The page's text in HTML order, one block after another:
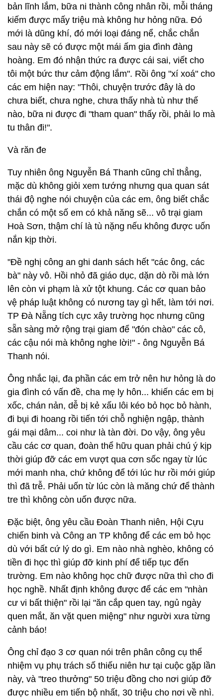
bản lĩnh lắm, bữa ni thành công nhân rồi, mỗi tháng
kiếm được mấy triệu mà không hư hỏng nữa. Đó
mới là dũng khí, đó mới loại đáng nể, chắc chắn
sau này sẽ có được một mái ấm gia đình đàng
hoàng. Em đó nhận thức ra được cái sai, viết cho
tôi một bức thư cảm động lắm". Rồi ông "xí xoá" cho
các em hiện nay: "Thôi, chuyện trước đây là do
chưa biết, chưa nghe, chưa thấy nhà tù như thế
nào, bữa ni được đi "tham quan" thấy rồi, phải lo mà
tu thân đi!".
Và răn đe
Tuy nhiên ông Nguyễn Bá Thanh cũng chỉ thẳng,
mặc dù không giỏi xem tướng nhưng qua quan sát
thái độ nghe nói chuyện của các em, ông biết chắc
chắn có một số em có khả năng sẽ... vô trại giam
Hoà Sơn, thậm chí là tù nặng nếu không được uốn
nắn kịp thời.
"Đề nghị công an ghi danh sách hết "các ông, các
bà" này vô. Hồi nhỏ đã giáo dục, dặn dò rồi mà lớn
lên còn vi phạm là xử tột khung. Các cơ quan bảo
vệ pháp luật không có nương tay gì hết, làm tới nơi.
TP Đà Nẵng tích cực xây trường học nhưng cũng
sẵn sàng mở rộng trại giam để "đón chào" các cô,
các cậu nói mà không nghe lời!" - ông Nguyễn Bá
Thanh nói.
Ông nhắc lại, đa phần các em trở nên hư hỏng là do
gia đình có vấn đề, cha mẹ ly hôn... khiến các em bị
xốc, chán nản, dễ bị kẻ xấu lôi kéo bỏ học bỏ hành,
đi bụi đi hoang rồi tiến tới chỗ nghiện ngập, thành
gái mại dâm... coi như là tàn đời. Do vậy, ông yêu
cầu các cơ quan, đoàn thể hữu quan phải chú ý kịp
thời giúp đỡ các em vượt qua cơn sốc ngay từ lúc
mới manh nha, chứ không để tới lúc hư rồi mới giúp
thì đã trễ. Phải uốn từ lúc còn là măng chứ để thành
tre thì không còn uốn được nữa.
Đặc biệt, ông yêu cầu Đoàn Thanh niên, Hội Cựu
chiến binh và Công an TP không để các em bỏ học
dù với bất cứ lý do gì. Em nào nhà nghèo, không có
tiền đi học thì giúp đỡ kinh phí để tiếp tục đến
trường. Em nào không học chữ được nữa thì cho đi
học nghề. Nhất định không được để các em "nhàn
cư vi bất thiện" rồi lại "ăn cắp quen tay, ngủ ngày
quen mắt, ăn vặt quen miệng" như người xưa từng
cảnh báo!
Ông chỉ đạo 3 cơ quan nói trên phân công cụ thể
nhiệm vụ phụ trách số thiếu niên hư tại cuộc gặp lần
này, và "treo thưởng" 50 triệu đồng cho nơi giúp đỡ
được nhiều em tiến bộ nhất, 30 triệu cho nơi về nhì.